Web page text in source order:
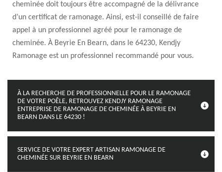
cheminée doit toujours être accompagné de la délivrance
d’un certificat de ramonage. Ainsi, est-il conseillé de faire
appel à un professionnel agréé pour le ramonage de
cheminée. À Beyrie En Bearn, dans le 64230, Kendjy
Ramonage est un professionnel recommandé pour vous.
À LA RECHERCHE DE PROFESSIONNELLE POUR LE RAMONAGE
DE VOTRE POÊLE, RETROUVEZ KENDJY RAMONAGE
ENTREPRISE DE RAMONAGE DE CHEMINÉE À BEYRIE EN
BEARN DANS LE 64230 !
SERVICE DE VOTRE EXPERT ARTISAN RAMONAGE DE
CHEMINÉE SUR BEYRIE EN BEARN